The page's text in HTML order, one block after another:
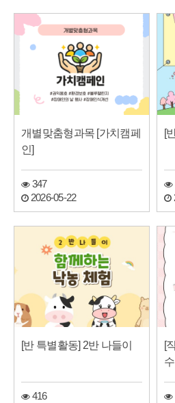
개별맞춤형과목 [가치캠페
인]
347
2026-05-22
[
[반 특별활동] 2반 나들이
416
[